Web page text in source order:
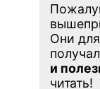
Они
и
читать!